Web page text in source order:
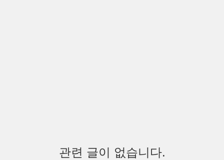
관련 글이 없습니다.